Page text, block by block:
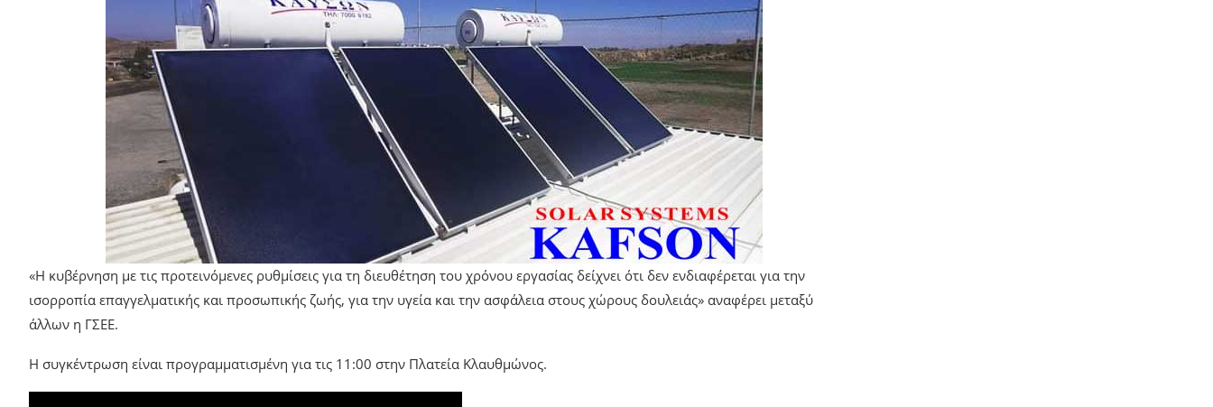
«Η κυβέρνηση με τις προτεινόμενες ρυθμίσεις για τη διευθέτηση του χρόνου εργασίας δείχνει ότι δεν ενδιαφέρεται για την
ισορροπία επαγγελματικής και προσωπικής ζωής, για την υγεία και την ασφάλεια στους χώρους δουλειάς» αναφέρει μεταξύ
άλλων η ΓΣΕΕ.
Η συγκέντρωση είναι προγραμματισμένη για τις 11:00 στην Πλατεία Κλαυθμώνος.